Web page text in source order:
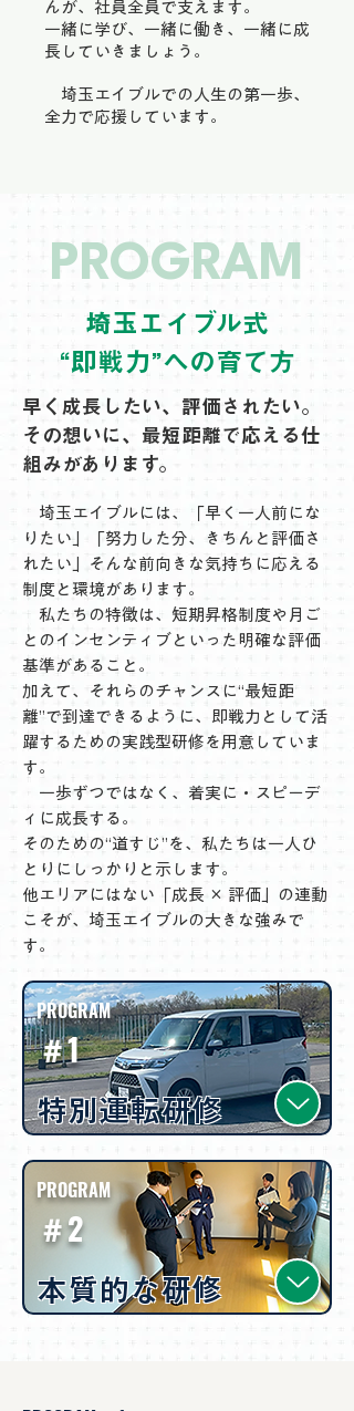
んが、社員全員で支えます。
一緒に学び、一緒に働き、一緒に成
長していきましょう。
埼玉エイブルでの人生の第一歩、
全力で応援しています。
PROGRAM
埼玉エイブル式
“即戦力”への育て方
早く成長したい、評価されたい。
その想いに、最短距離で応える仕
組みがあります。
埼玉エイブルには、「早く一人前にな
りたい」「努力した分、きちんと評価さ
れたい」そんな前向きな気持ちに応える
制度と環境があります。
私たちの特徴は、短期昇格制度や月ご
とのインセンティブといった明確な評価
基準があること。
加えて、それらのチャンスに“最短距
離”で到達できるように、即戦力として活
躍するための実践型研修を用意していま
す。
​一歩ずつではなく、着実に・スピーデ
ィに成長する。
そのための“道すじ”を、私たちは一人ひ
とりにしっかりと示します。
他エリアにはない「成長 × 評価」の連動
こそが、埼玉エイブルの大きな強みで
す。
PROGRAM
＃1
特別運転研修
PROGRAM
＃2
本質的な研修